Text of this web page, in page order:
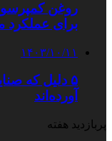
روغن
برای عملکرد
۱۴۰۳/۱۰/۱۱
آورده‌اند
پربازدید هفته